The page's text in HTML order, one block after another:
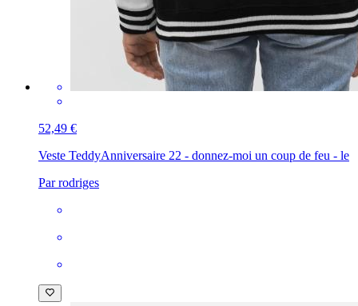
52,49 €
Veste TeddyAnniversaire 22 - donnez-moi un coup de feu - le
Par rodriges